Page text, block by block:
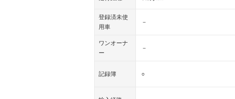
登録済未使
用車
－
ワンオーナ
ー
－
記録簿 ○